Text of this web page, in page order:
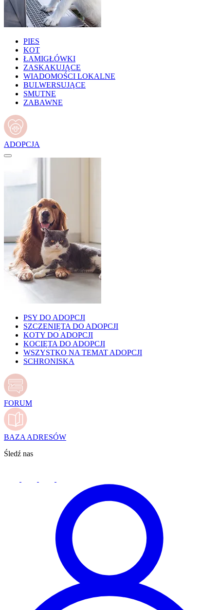
PIES
KOT
ŁAMIGŁÓWKI
ZASKAKUJĄCE
WIADOMOŚCI LOKALNE
BULWERSUJĄCE
SMUTNE
ZABAWNE
ADOPCJA
PSY DO ADOPCJI
SZCZENIĘTA DO ADOPCJI
KOTY DO ADOPCJI
KOCIĘTA DO ADOPCJI
WSZYSTKO NA TEMAT ADOPCJI
SCHRONISKA
FORUM
BAZA ADRESÓW
Śledź nas